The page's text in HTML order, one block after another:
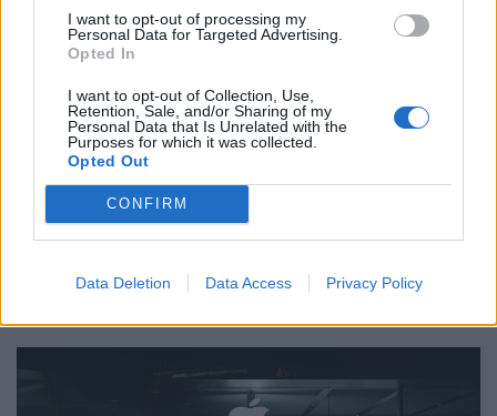
I want to opt-out of processing my
Personal Data for Targeted Advertising.
Opted In
I want to opt-out of Collection, Use,
Retention, Sale, and/or Sharing of my
Personal Data that Is Unrelated with the
Purposes for which it was collected.
Opted Out
CONFIRM
Data Deletion Data Access Privacy Policy
Ετικέτες :Γιάνης Βαρουφάκης,Λάουρα Άλβαρες
συνδικαλισμός,συνέδριο του ΜέΡΑ25,Τζέρεμι Κόρμπιν
Δείτε επίσης